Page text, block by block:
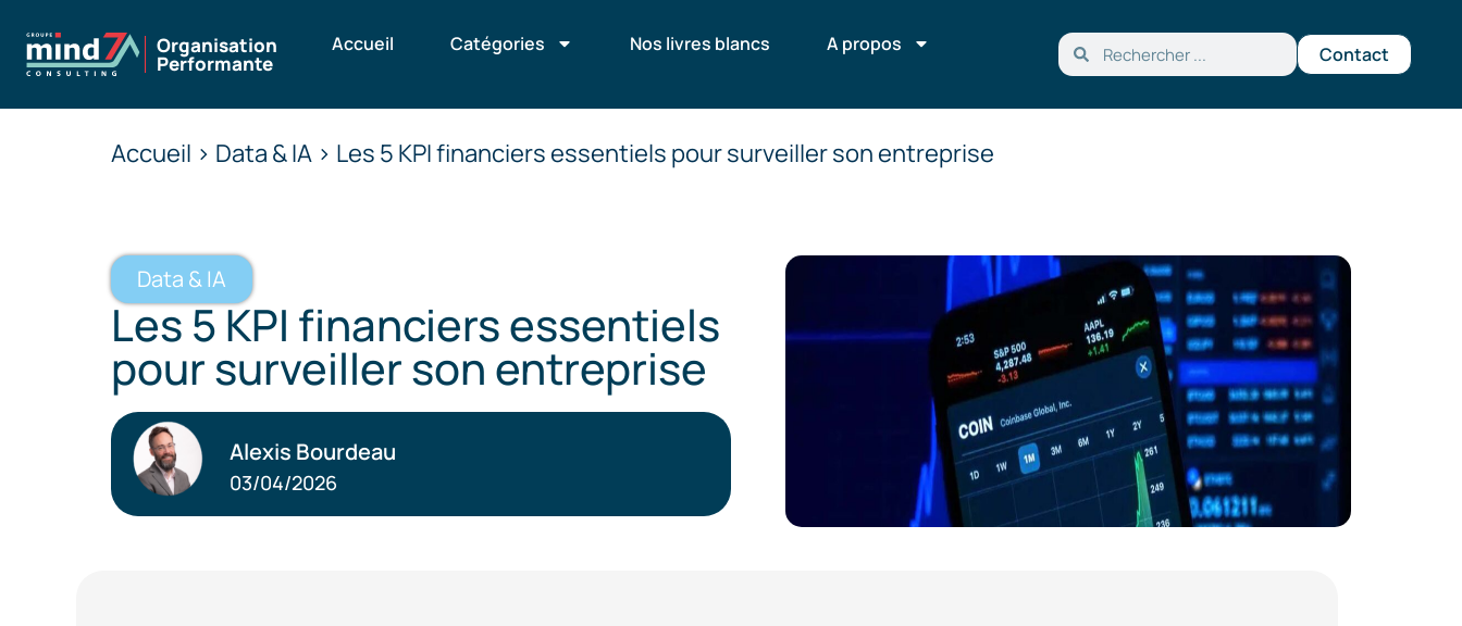
Organisation
Performante
Accueil Catégories Nos livres blancs A propos Contact
Accueil > Data & IA > Les 5 KPI financiers essentiels pour surveiller son entreprise
Data & IA
Les 5 KPI financiers essentiels
pour surveiller son entreprise
Alexis Bourdeau
03/04/2026